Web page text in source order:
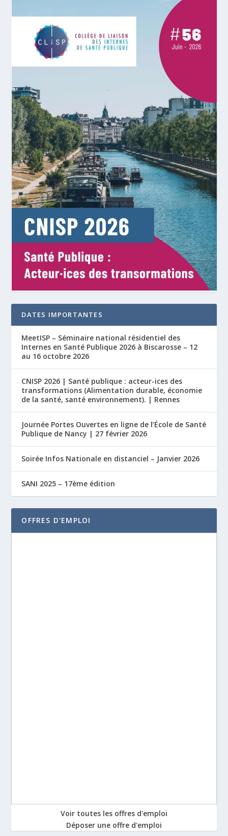
DATES IMPORTANTES
MeetISP – Séminaire national résidentiel des
Internes en Santé Publique 2026 à Biscarosse – 12
au 16 octobre 2026
CNISP 2026 | Santé publique : acteur-ices des
transformations (Alimentation durable, économie
de la santé, santé environnement). | Rennes
Journée Portes Ouvertes en ligne de l’École de Santé
Publique de Nancy | 27 février 2026
Soirée Infos Nationale en distanciel – Janvier 2026
SANI 2025 – 17ème édition
OFFRES D'EMPLOI
Voir toutes les offres d'emploi
Déposer une offre d'emploi